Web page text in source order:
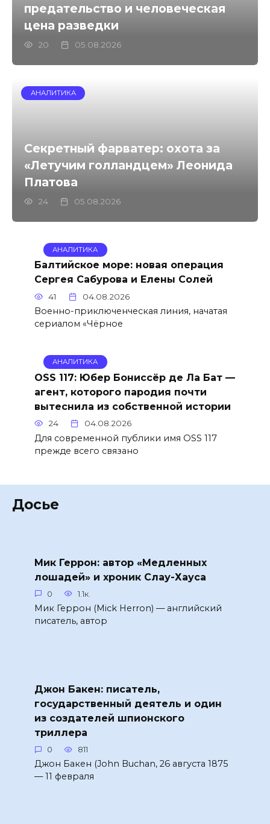
предательство и человеческая
цена разведки
20 05.08.2026
АНАЛИТИКА
Секретный фарватер: охота за
«Летучим голландцем» Леонида
Платова
24 05.08.2026
АНАЛИТИКА
Балтийское море: новая операция
Сергея Сабурова и Елены Солей
41 04.08.2026
Военно-приключенческая линия, начатая
сериалом «Чёрное
АНАЛИТИКА
OSS 117: Юбер Бониссёр де Ла Бат —
агент, которого пародия почти
вытеснила из собственной истории
24 04.08.2026
Для современной публики имя OSS 117
прежде всего связано
Досье
Мик Геррон: автор «Медленных
лошадей» и хроник Слау-Хауса
0 1.1к.
Мик Геррон (Mick Herron) — английский
писатель, автор
Джон Бакен: писатель,
государственный деятель и один
из создателей шпионского
триллера
0 811
Джон Бакен (John Buchan, 26 августа 1875
— 11 февраля